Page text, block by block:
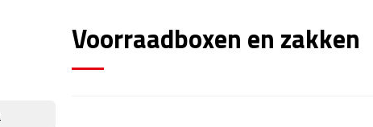
Voorraadboxen en zakken